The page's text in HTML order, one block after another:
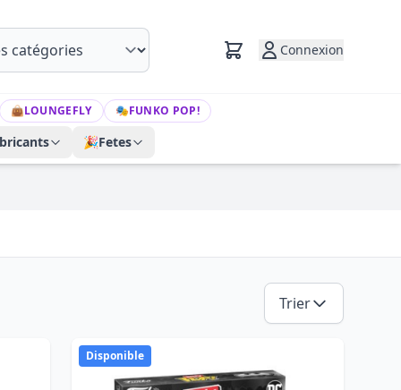
Connexion
👜LOUNGEFLY 🎭FUNKO POP!
🎉Fetes
Trier
Disponible